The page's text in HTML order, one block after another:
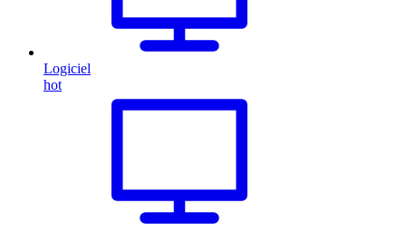
Logiciel
hot